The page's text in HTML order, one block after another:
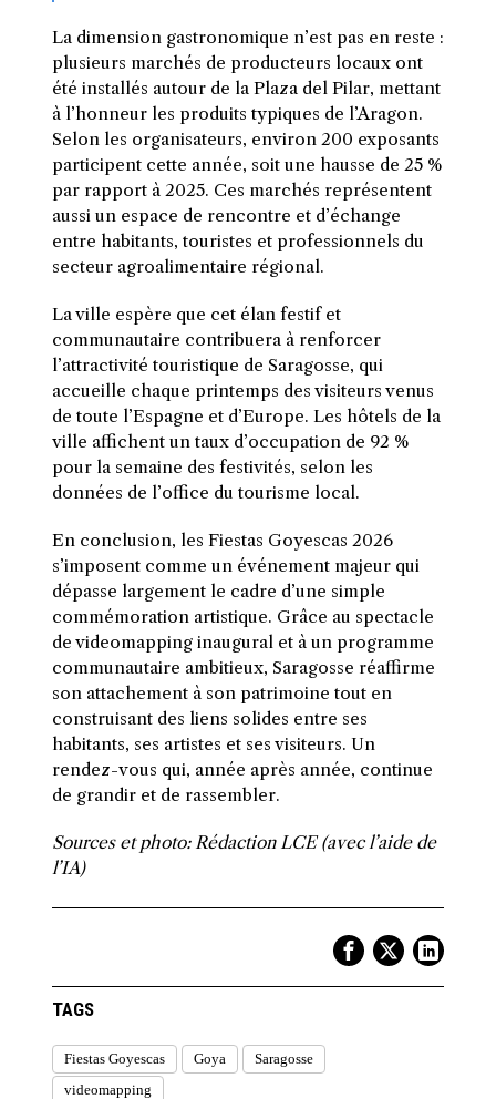
La dimension gastronomique n’est pas en reste :
plusieurs marchés de producteurs locaux ont
été installés autour de la Plaza del Pilar, mettant
à l’honneur les produits typiques de l’Aragon.
Selon les organisateurs, environ 200 exposants
participent cette année, soit une hausse de 25 %
par rapport à 2025. Ces marchés représentent
aussi un espace de rencontre et d’échange
entre habitants, touristes et professionnels du
secteur agroalimentaire régional.
La ville espère que cet élan festif et
communautaire contribuera à renforcer
l’attractivité touristique de Saragosse, qui
accueille chaque printemps des visiteurs venus
de toute l’Espagne et d’Europe. Les hôtels de la
ville affichent un taux d’occupation de 92 %
pour la semaine des festivités, selon les
données de l’office du tourisme local.
En conclusion, les Fiestas Goyescas 2026
s’imposent comme un événement majeur qui
dépasse largement le cadre d’une simple
commémoration artistique. Grâce au spectacle
de videomapping inaugural et à un programme
communautaire ambitieux, Saragosse réaffirme
son attachement à son patrimoine tout en
construisant des liens solides entre ses
habitants, ses artistes et ses visiteurs. Un
rendez-vous qui, année après année, continue
de grandir et de rassembler.
Sources et photo: Rédaction LCE (avec l’aide de
l’IA)
TAGS
Fiestas Goyescas Goya
Saragosse
videomapping